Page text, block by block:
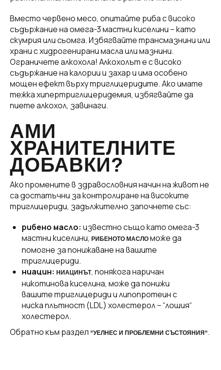
Вместо червено месо, опитайте риба с високо
съдържание на омега-3 мастни киселини – като
скумрия или сьомга. Избягвайте трансмазнини или
храни с хидрогенирани масла или мазнини.
Ограничете алкохола! Алкохолът е с високо
съдържание на калории и захар и има особено
мощен ефект върху триглицеридите. Ако имате
тежка хипертриглицеридемия, избягвайте да
пиете алкохол, завинаги.
АМИ
ХРАНИТЕЛНИТЕ
ДОБАВКИ?
Ако промените в здравословния начин на живот не
са достатъчни за контролиране на високите
триглицериди, задължително започнете със:
рибено масло: известно също като омега-3
мастни киселини, РИБЕНОТО МАСЛО може да
помогне за понижаване на вашите
триглицериди.
ниацин: НИАЦИНЪТ, понякога наричан
никотинова киселина, може да понижи
вашите триглицериди и липопротеин с
ниска плътност (LDL) холестерол – “лошия“
холестерол.
Oбратно към раздел “УЕЛНЕС И ПРОБЛЕМНИ СЪСТОЯНИЯ“.